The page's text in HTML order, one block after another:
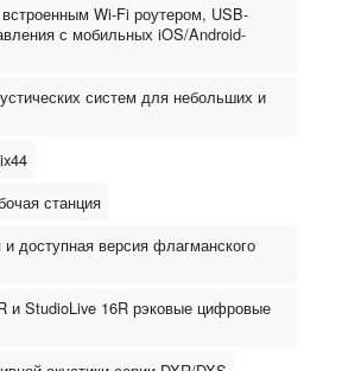
Wi-Fi роутером, USB-
с мобильных iOS/Android-
систем для небольших и
станция
доступная версия флагманского
и StudioLive 16R рэковые цифровые